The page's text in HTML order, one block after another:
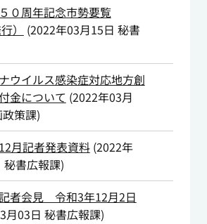
０周年記念市勢要覧
）
(2022年03月15日 秘書
ウイルス感染症対応地方創
金について (2022年03月
策課)
月記者発表資料(2022年
秘書広報課)
者会見 令和3年12月2日
月03日 秘書広報課)